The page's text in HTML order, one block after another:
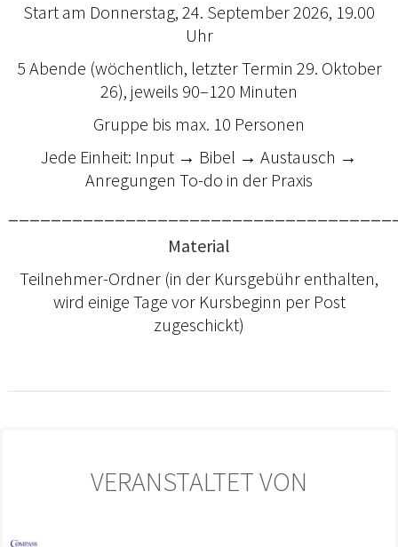
Start am Donnerstag, 24. September 2026, 19.00
Uhr
5 Abende (wöchentlich, letzter Termin 29. Oktober
26), jeweils 90–120 Minuten
Gruppe bis max. 10 Personen
Jede Einheit: Input → Bibel → Austausch →
Anregungen To-do in der Praxis
Material
Teilnehmer-Ordner (in der Kursgebühr enthalten,
wird einige Tage vor Kursbeginn per Post
zugeschickt)
VERANSTALTET VON